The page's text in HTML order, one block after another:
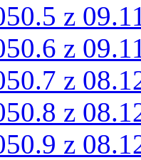
z
z
z
z
z